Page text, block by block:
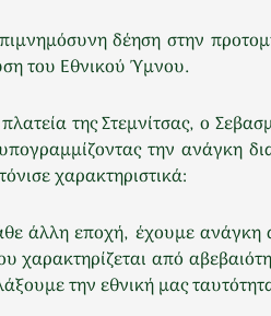
δέηση στην
του Εθνικού Ύμνου.
πλατεία της Στεμνίτσας, ο
την ανάγκη
χαρακτηριστικά:
άλλη εποχή, έχουμε ανάγκη
χαρακτηρίζεται από
την εθνική μας